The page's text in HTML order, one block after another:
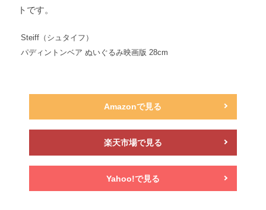
トです。
Steiff（シュタイフ）
パディントンベア ぬいぐるみ映画版 28cm
Amazonで見る
楽天市場で見る
Yahoo!で見る